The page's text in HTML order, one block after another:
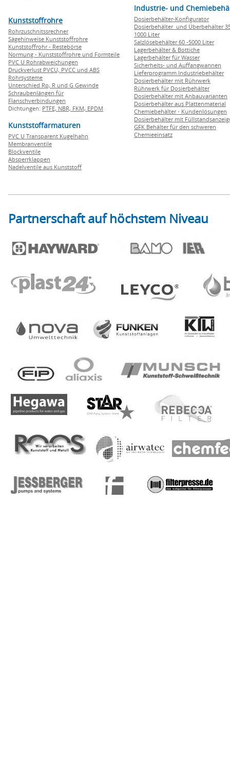
Kunststoffrohre
Rohrzuschnitssrechner
Sägehinweise Kunststoffrohre
Kunststoffrohr - Restebörse
Normung - Kunststoffrohre und Formteile
PVC U Rohrabweichungen
Druckverlust PVCU, PVCC und ABS
Rohrsysteme
Unterschied Rp, R und G Gewinde
Schraubenlängen für
Flanschverbindungen
Dichtungen: PTFE, NBR, FKM, EPDM
Kunststoffarmaturen
PVC U Transparent Kugelhahn
Membranventile
Blockventile
Absperrklappen
Nadelventile aus Kunststoff
Industrie- und
Dosierbehälter-Konfigurator
Dosierbehälter und Überbehälter
1000 Liter
Salzlösebehälter 60 -5000 Liter
Lagerbehälter & Bottiche
Lagerbehälter für Wasser
Sicherheits- und Auffangwannen
Lieferprogramm Industriebehälter
Dosierbehälter mit Rührwerk
Rührwerk für Dosierbehälter
Dosierbehälter mit Anbauvarianten
Dosierbehälter aus Plattenmaterial
Chemiebehälter - Kundenlösungen
Dosierbehälter mit
GFK Behälter für den schweren
Chemieeinsatz
Partnerschaft auf höchstem Niveau